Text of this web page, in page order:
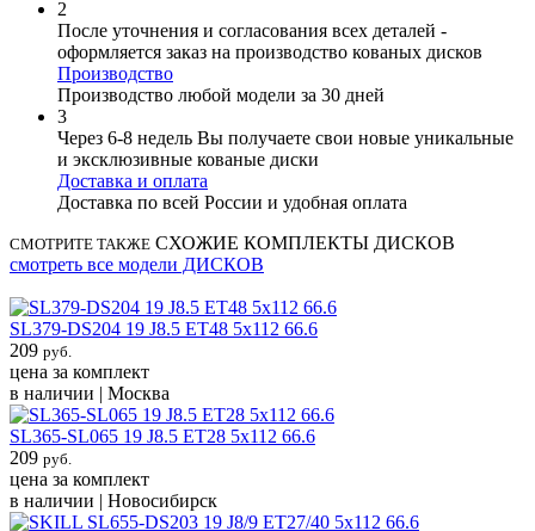
2
После уточнения и согласования всех деталей -
оформляется заказ на производство кованых дисков
Производство
Производство любой модели за 30 дней
3
Через 6-8 недель Вы получаете свои новые уникальные
и эксклюзивные кованые диски
Доставка и оплата
Доставка по всей России и удобная оплата
СМОТРИТЕ ТАКЖЕ СХОЖИЕ КОМПЛЕКТЫ ДИСКОВ
смотреть все модели ДИСКОВ
SL379-DS204 19 J8.5 ET48 5x112 66.6
209 руб.
цена за комплект
в наличии | Москва
SL365-SL065 19 J8.5 ET28 5x112 66.6
209 руб.
цена за комплект
в наличии | Новосибирск